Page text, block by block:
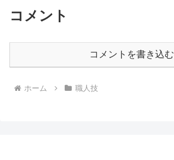
コメント
コメントを書き込む
ホーム 職人技